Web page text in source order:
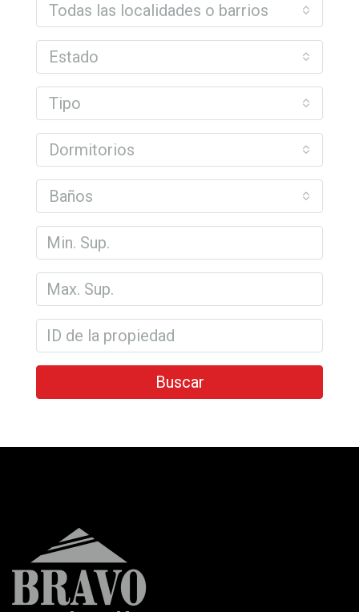
Todas las localidades o barrios
Estado
Tipo
Dormitorios
Baños
Buscar